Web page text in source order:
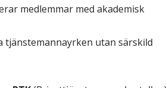
medlemmar med akademisk
tjänstemannayrken utan särskild